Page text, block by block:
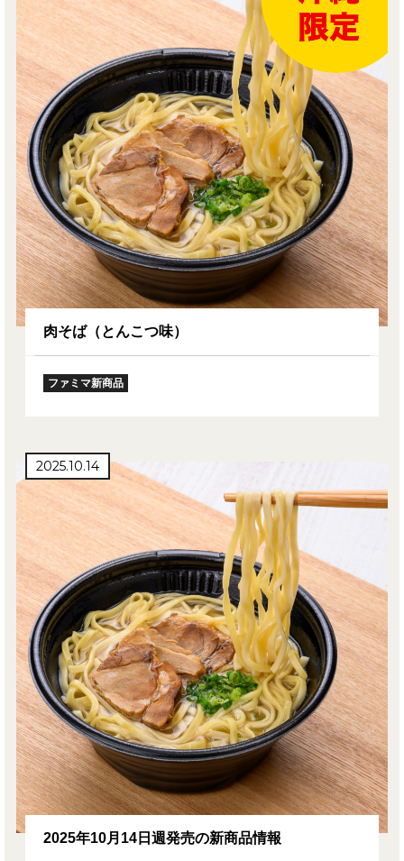
肉そば（とんこつ味）
ファミマ新商品
2025.10.14
2025年10月14日週発売の新商品情報